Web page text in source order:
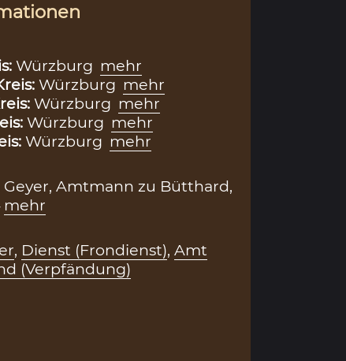
Würzburg mehr
Würzburg mehr
Würzburg mehr
Würzburg mehr
Würzburg mehr
Geyer, Amtmann zu Bütthard,
mehr
, Dienst (Frondienst), Amt
(Verpfändung)